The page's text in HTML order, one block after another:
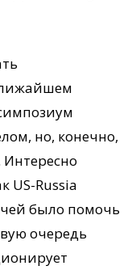
но, конечно,
US-Russia
было помочь
очередь